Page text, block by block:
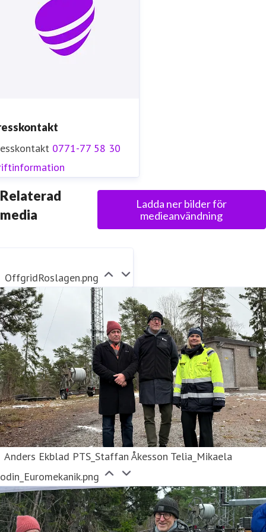
0771-77 58 30
Relaterad
media
Ladda ner bilder för
medieanvändning
OffgridRoslagen.png
Anders Ekblad PTS_Staffan Åkesson Telia_Mikaela